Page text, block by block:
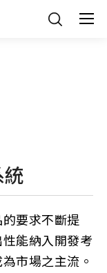
統
要求不斷提
能納入開發考
市場之主流。